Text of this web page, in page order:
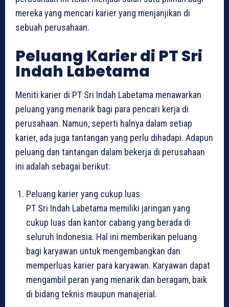
mereka yang mencari karier yang menjanjikan di
sebuah perusahaan.
Peluang Karier di PT Sri
Indah Labetama
Meniti karier di PT Sri Indah Labetama menawarkan
peluang yang menarik bagi para pencari kerja di
perusahaan. Namun, seperti halnya dalam setiap
karier, ada juga tantangan yang perlu dihadapi. Adapun
peluang dan tantangan dalam bekerja di perusahaan
ini adalah sebagai berikut:
Peluang karier yang cukup luas
PT Sri Indah Labetama memiliki jaringan yang
cukup luas dan kantor cabang yang berada di
seluruh Indonesia. Hal ini memberikan peluang
bagi karyawan untuk mengembangkan dan
memperluas karier para karyawan. Karyawan dapat
mengambil peran yang menarik dan beragam, baik
di bidang teknis maupun manajerial.